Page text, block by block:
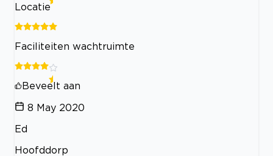
Locatie
Faciliteiten wachtruimte
Beveelt aan
8 May 2020
Ed
Hoofddorp